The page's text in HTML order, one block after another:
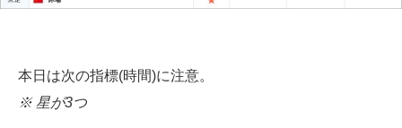
本日は次の指標(時間)に注意。
※ 星が3つ